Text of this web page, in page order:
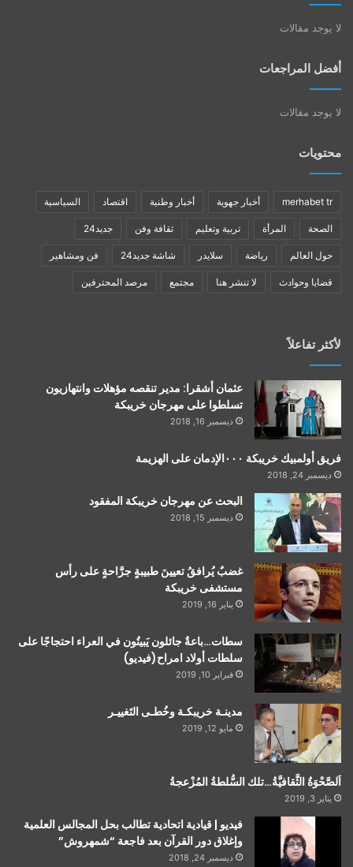
لا يوجد مقالات
أفضل المراجعات
لا يوجد مقالات
محتويات
merhabet tr أخبار جهوية أخبار وطنية اقتصاد السياسية
الصحة المرأة تربية وتعليم ثقافة وفن جديد24
حول العالم رياضة سلايدر شاشة جديد24 فن ومشاهير
قضايا وحوادث لا تنشر هنا مجتمع مرصد المحترفين
لأكثر تفاعلاً
عثمان أشقرا: مدير تنقصه مؤهلات وانتهازيون
تسلطوا على مهرجان خريبكة
ديسمبر 16, 2018
فريق أولمبيك خريبكة ٠٠٠الإدمان على الهزيمة
ديسمبر 24, 2018
البحث عن مهرجان خريبكة المفقود
ديسمبر 15, 2018
غضبٌ يُرافقُ تعيينَ طبيبةٍ جرَّاحةٍ على رأس
مستشفى خريبكة
يناير 16, 2019
سطات…باعةٌ جائلون يَبيتُون في العراء احتجاجًا على
سلطات أولاد امراح(فيديو)
فبراير 10, 2019
مدينـة خريبكـة وخُطـى التَغييـر
مايو 12, 2019
اَلصَّحْوَةُ الثَّقافيَّةُ…تلك السُّلطةُ المُزْعجةُ
يناير 3, 2019
فيديو | قيادية اتحادية تطالب بحل المجالس العلمية
وإغلاق دور القرآن بعد فاجعة “شمهروش”
ديسمبر 24, 2018